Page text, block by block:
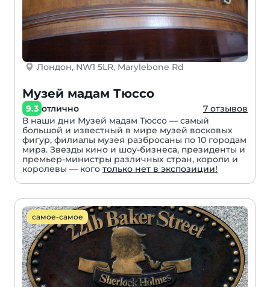
Лондон, NW1 5LR, Marylebone Rd
Музей мадам Тюссо
9.3 отлично
7 отзывов
В наши дни Музей мадам Тюссо — самый
большой и известный в мире музей восковых
фигур, филиалы музея разбросаны по 10 городам
мира. Звезды кино и шоу-бизнеса, президенты и
премьер-министры различных стран, короли и
королевы — кого только нет в экспозиции!
самое-самое